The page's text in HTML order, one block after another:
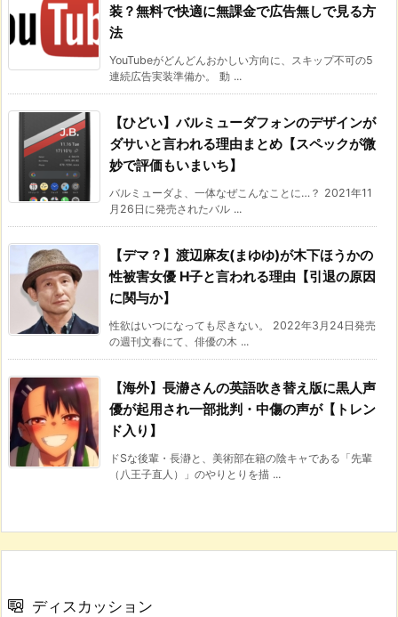
装？無料で快適に無課金で広告無しで見る方
法
YouTubeがどんどんおかしい方向に、スキップ不可の5
連続広告実装準備か。 動 ...
【ひどい】バルミューダフォンのデザインが
ダサいと言われる理由まとめ【スペックが微
妙で評価もいまいち】
バルミューダよ、一体なぜこんなことに…？ 2021年11
月26日に発売されたバル ...
【デマ？】渡辺麻友(まゆゆ)が木下ほうかの
性被害女優 H子と言われる理由【引退の原因
に関与か】
性欲はいつになっても尽きない。 2022年3月24日発売
の週刊文春にて、俳優の木 ...
【海外】長瀞さんの英語吹き替え版に黒人声
優が起用され一部批判・中傷の声が【トレン
ド入り】
ドSな後輩・長瀞と、美術部在籍の陰キャである「先輩
（八王子直人）」のやりとりを描 ...
ディスカッション